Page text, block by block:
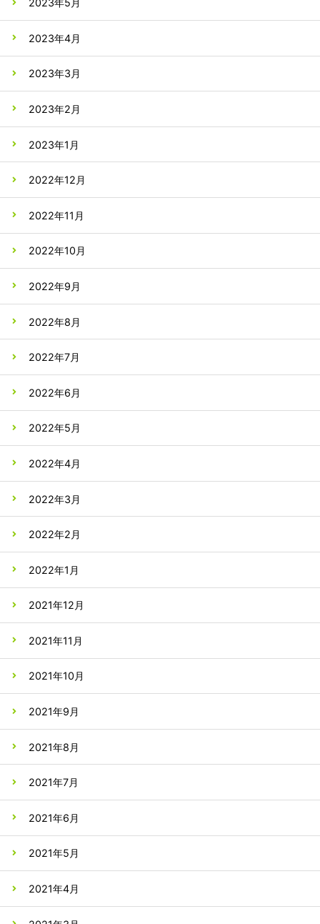
2023年5月
2023年4月
2023年3月
2023年2月
2023年1月
2022年12月
2022年11月
2022年10月
2022年9月
2022年8月
2022年7月
2022年6月
2022年5月
2022年4月
2022年3月
2022年2月
2022年1月
2021年12月
2021年11月
2021年10月
2021年9月
2021年8月
2021年7月
2021年6月
2021年5月
2021年4月